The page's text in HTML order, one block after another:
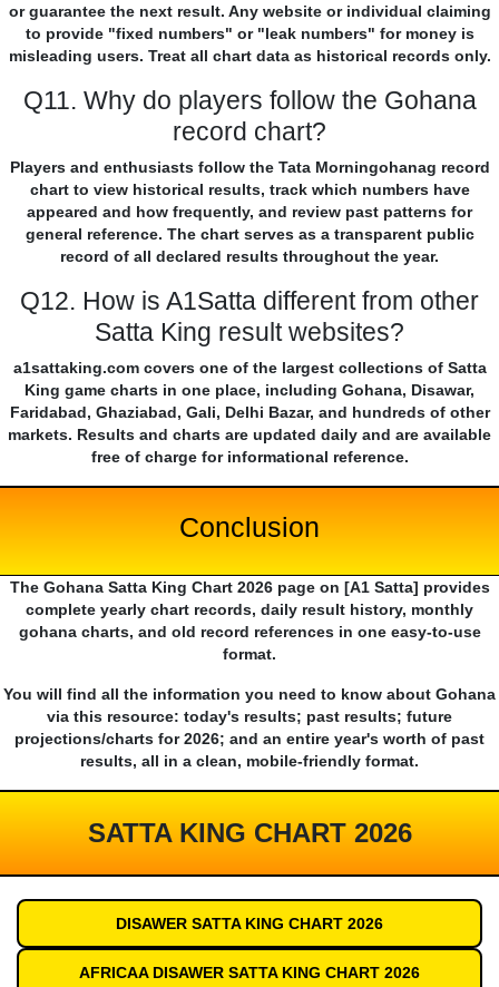
or guarantee the next result. Any website or individual claiming
to provide "fixed numbers" or "leak numbers" for money is
misleading users. Treat all chart data as historical records only.
Q11. Why do players follow the Gohana
record chart?
Players and enthusiasts follow the Tata Morningohanag record
chart to view historical results, track which numbers have
appeared and how frequently, and review past patterns for
general reference. The chart serves as a transparent public
record of all declared results throughout the year.
Q12. How is A1Satta different from other
Satta King result websites?
a1sattaking.com covers one of the largest collections of Satta
King game charts in one place, including Gohana, Disawar,
Faridabad, Ghaziabad, Gali, Delhi Bazar, and hundreds of other
markets. Results and charts are updated daily and are available
free of charge for informational reference.
Conclusion
The Gohana Satta King Chart 2026 page on [A1 Satta] provides
complete yearly chart records, daily result history, monthly
gohana charts, and old record references in one easy-to-use
format.
You will find all the information you need to know about Gohana
via this resource: today's results; past results; future
projections/charts for 2026; and an entire year's worth of past
results, all in a clean, mobile-friendly format.
SATTA KING CHART 2026
DISAWER SATTA KING CHART 2026
AFRICAA DISAWER SATTA KING CHART 2026